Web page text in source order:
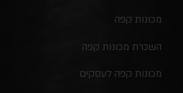
מכונות קפה
השכרת מכונות קפה
מכונות קפה לעסקים